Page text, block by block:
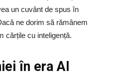
un cuvânt de spus în
ne dorim să rămânem
cărțile cu inteligență.
în era AI